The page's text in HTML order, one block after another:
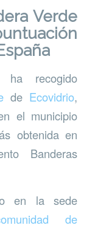
Verde
ha recogido
de Ecovidrio,
el municipio
obtenida en
Banderas
en la sede
de